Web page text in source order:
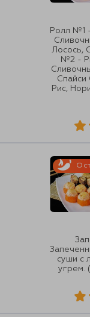
Ролл №1
Лосось,
№2 -
Рис,
суши с
угрем.